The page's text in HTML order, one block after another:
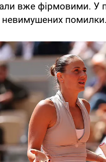
вже фірмовими. У
невимушених помилки.